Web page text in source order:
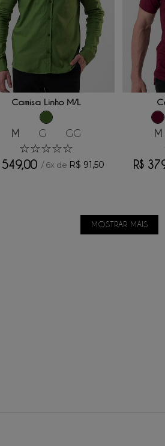
ADICIONAR AO CARRINHO
Camisa Linho M/L
M G GG
☆☆☆☆☆
549,00 /6x de R$ 91,50
M
R$
MOSTRAR MAIS